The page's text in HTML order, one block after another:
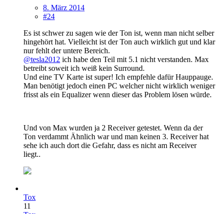
8. März 2014
#24
Es ist schwer zu sagen wie der Ton ist, wenn man nicht selber
hingehört hat. Vielleicht ist der Ton auch wirklich gut und klar
nur fehlt der untere Bereich.
@tesla2012 ich habe den Teil mit 5.1 nicht verstanden. Max
betreibt soweit ich weiß kein Surround.
Und eine TV Karte ist super! Ich empfehle dafür Hauppauge.
Man benötigt jedoch einen PC welcher nicht wirklich weniger
frisst als ein Equalizer wenn dieser das Problem lösen würde.
Und von Max wurden ja 2 Receiver getestet. Wenn da der
Ton verdammt Ähnlich war und man keinen 3. Receiver hat
sehe ich auch dort die Gefahr, dass es nicht am Receiver
liegt..
Tox
11